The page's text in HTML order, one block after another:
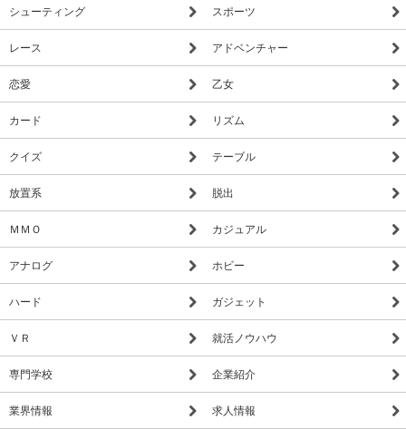
シューティング スポーツ
レース アドベンチャー
恋愛 乙女
カード リズム
クイズ テーブル
放置系 脱出
ＭＭＯ カジュアル
アナログ ホビー
ハード ガジェット
ＶＲ 就活ノウハウ
専門学校 企業紹介
業界情報 求人情報